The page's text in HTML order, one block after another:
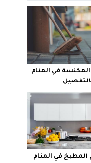
في المنام
المطبخ في المنام